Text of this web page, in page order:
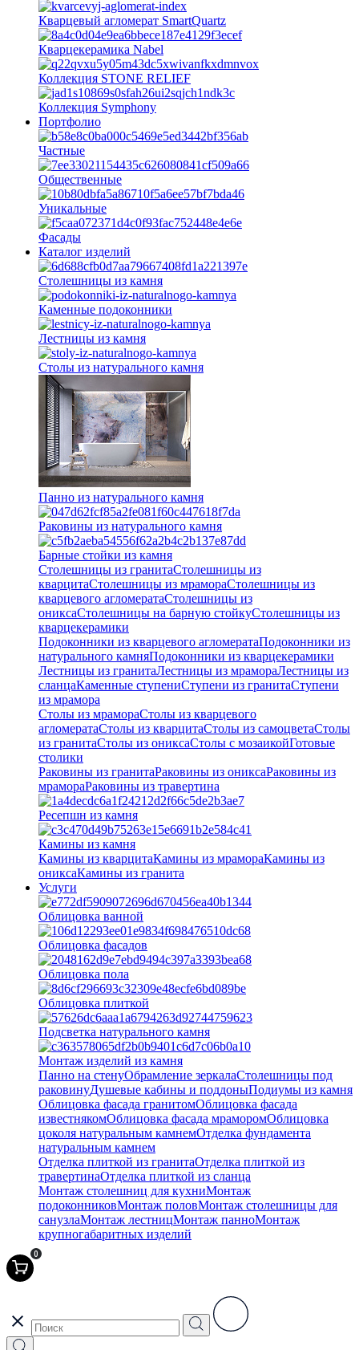
Кварцевый агломерат SmartQuartz
Кварцекерамика Nabel
Коллекция STONE RELIEF
Коллекция Symphony
Портфолио
Частные
Общественные
Уникальные
Фасады
Каталог изделий
Столешницы из камня
Каменные подоконники
Лестницы из камня
Столы из натурального камня
Панно из натурального камня
Раковины из натурального камня
Барные стойки из камня
Столешницы из гранитаСтолешницы из
кварцитаСтолешницы из мрамораСтолешницы из
кварцевого агломератаCтолешницы из
ониксаСтолешницы на барную стойкуСтолешницы из
кварцекерамики
Подоконники из кварцевого агломератаПодоконники из
натурального камняПодоконники из кварцекерамики
Лестницы из гранитаЛестницы из мрамораЛестницы из
сланцаКаменные ступениСтупени из гранитаСтупени
из мрамора
Столы из мрамораСтолы из кварцевого
агломератаСтолы из кварцитаСтолы из самоцветаСтолы
из гранитаСтолы из ониксаСтолы с мозаикойГотовые
столики
Раковины из гранитаРаковины из ониксаРаковины из
мрамораРаковины из травертина
Ресепшн из камня
Камины из камня
Камины из кварцитаКамины из мрамораКамины из
ониксаКамины из гранита
Услуги
Облицовка ванной
Облицовка фасадов
Облицовка пола
Облицовка плиткой
Подсветка натурального камня
Монтаж изделий из камня
Панно на стенуОбрамление зеркалаСтолешницы под
раковинуДушевые кабины и поддоныПодиумы из камня
Облицовка фасада гранитомОблицовка фасада
известнякомОблицовка фасада мраморомОблицовка
цоколя натуральным камнемОтделка фундамента
натуральным камнем
Отделка плиткой из гранитаОтделка плиткой из
травертинаОтделка плиткой из сланца
Монтаж столешниц для кухниМонтаж
подоконниковМонтаж половМонтаж столешницы для
санузлаМонтаж лестницМонтаж панноМонтаж
крупногабаритных изделий
0